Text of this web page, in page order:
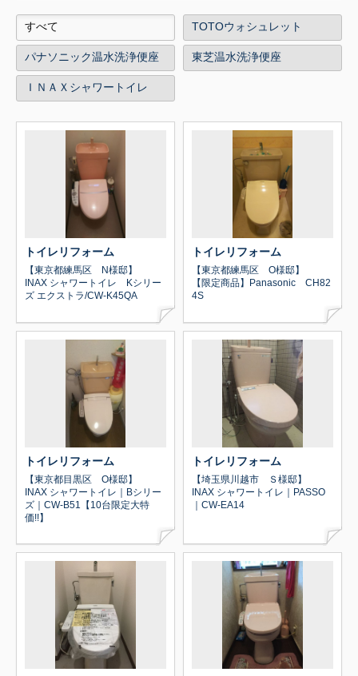
すべて TOTOウォシュレット
パナソニック温水洗浄便座 東芝温水洗浄便座
ＩＮＡＸシャワートイレ
トイレリフォーム
【東京都練馬区 N様邸】
INAX シャワートイレ Kシリー
ズ エクストラ/CW-K45QA
トイレリフォーム
【東京都練馬区 O様邸】
【限定商品】Panasonic CH82
4S
トイレリフォーム
【東京都目黒区 O様邸】
INAX シャワートイレ｜Bシリー
ズ｜CW-B51【10台限定大特
価!!】
トイレリフォーム
【埼玉県川越市 Ｓ様邸】
INAX シャワートイレ｜PASSO
｜CW-EA14